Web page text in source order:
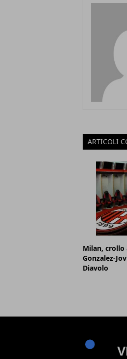
ARTICOLI
Milan, crollo
Gonzalez-
Diavolo